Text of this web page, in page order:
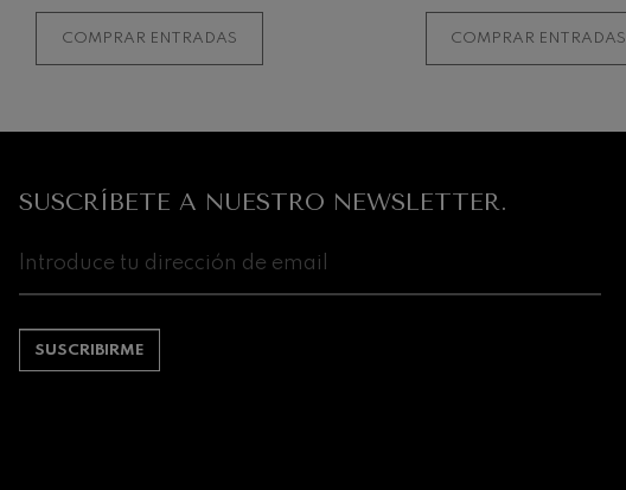
COMPRAR ENTRADAS COMPRAR ENTRADAS
SUSCRÍBETE A NUESTRO NEWSLETTER.
SUSCRIBIRME